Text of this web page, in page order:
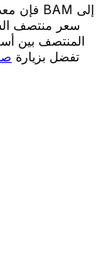
المنتصف بين
لمعرفة تكلفة هذا التحويل مع Xe، تفضل بزيارة